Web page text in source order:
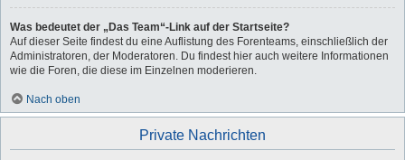
Was bedeutet der „Das Team“-Link auf der Startseite?
Auf dieser Seite findest du eine Auflistung des Forenteams, einschließlich der
Administratoren, der Moderatoren. Du findest hier auch weitere Informationen
wie die Foren, die diese im Einzelnen moderieren.
Nach oben
Private Nachrichten